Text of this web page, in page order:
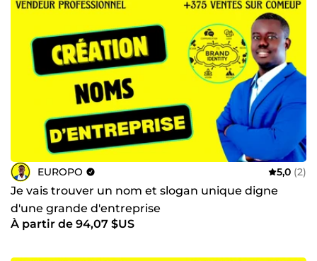
EUROPO 5,0 (2)
Je vais trouver un nom et slogan unique digne
d'une grande d'entreprise
À partir de 94,07 $US